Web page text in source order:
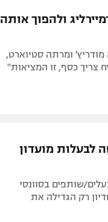
ולהפוך אותה
ומרתה סטיוארט,
צריך כסף, זו המציאות"
לבעלות מועדון
שותפים בסוונסי
רק הגדילה את